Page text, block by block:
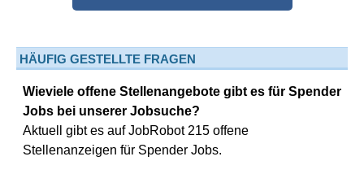
HÄUFIG GESTELLTE FRAGEN
Wieviele offene Stellenangebote gibt es für Spender
Jobs bei unserer Jobsuche?
Aktuell gibt es auf JobRobot 215 offene
Stellenanzeigen für Spender Jobs.